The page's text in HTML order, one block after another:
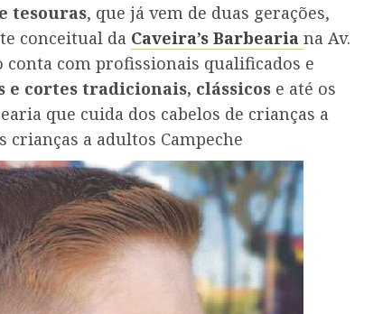
tesouras, que já vem de duas gerações,
conceitual da Caveira’s Barbearia na Av.
conta com profissionais qualificados e
e cortes tradicionais, clássicos e até os
que cuida dos cabelos de crianças a
crianças a adultos Campeche